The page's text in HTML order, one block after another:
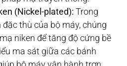
(Nickel-plated): Trong
thù của bộ máy, chúng
niken để tăng độ cứng bề
ma sát giữa các bánh